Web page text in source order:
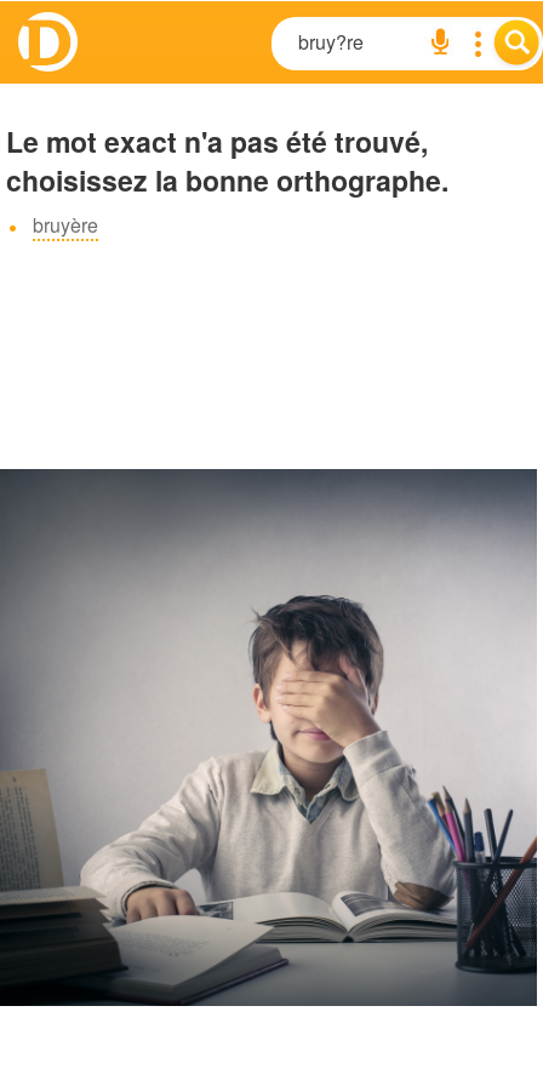
Le mot exact n'a pas été trouvé,
choisissez la bonne orthographe.
bruyère